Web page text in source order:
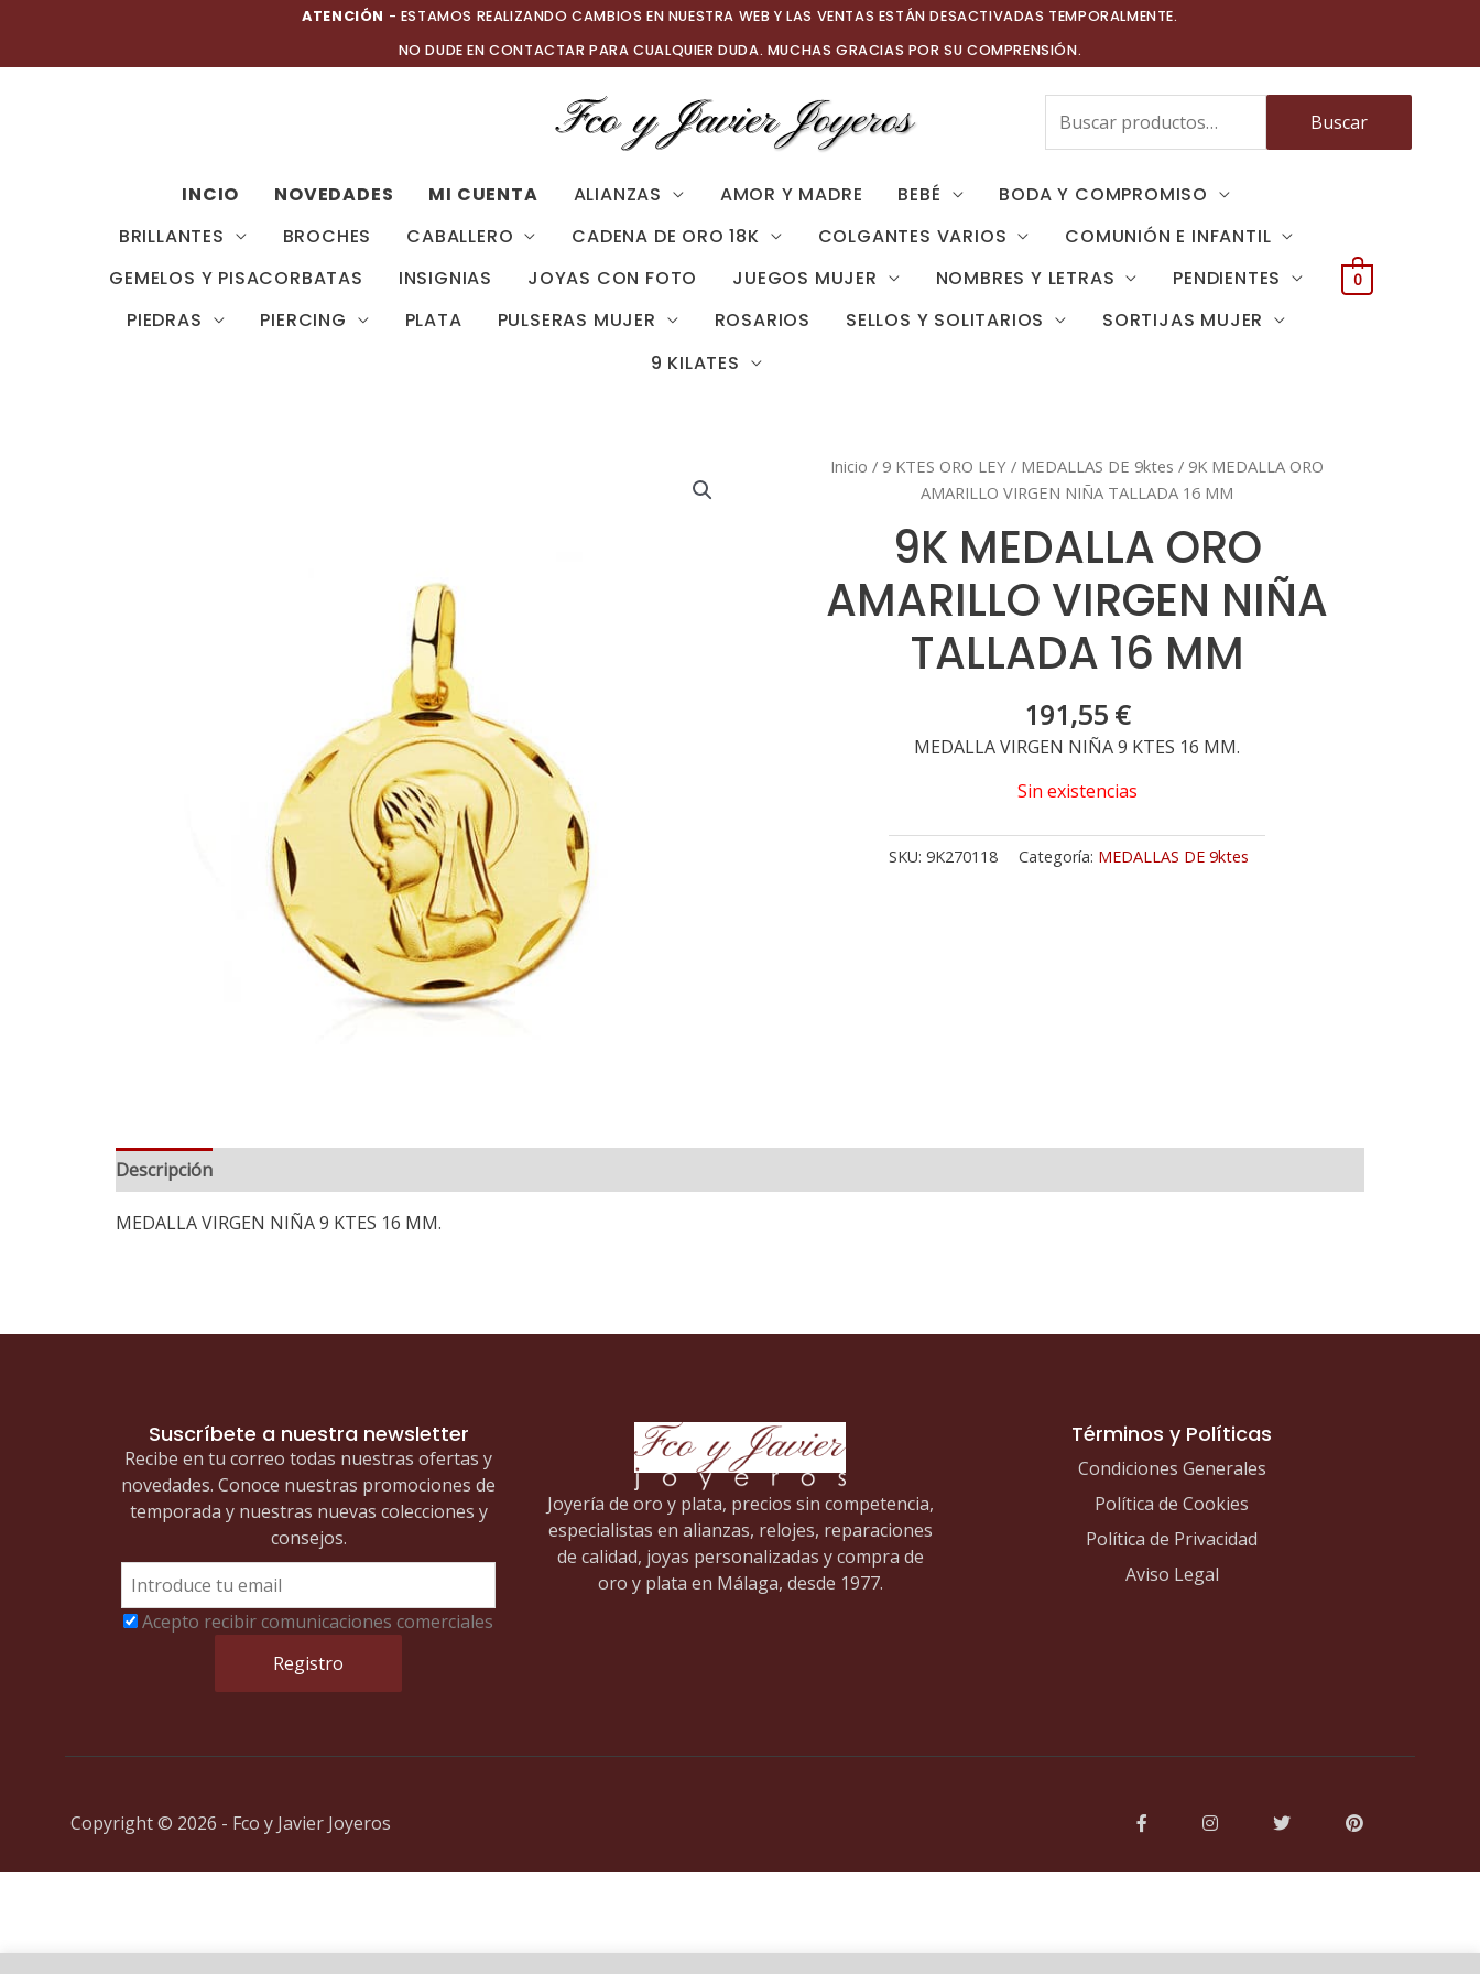
contenido
ATENCIÓN - ESTAMOS REALIZANDO CAMBIOS EN NUESTRA WEB Y LAS VENTAS ESTÁN DESACTIVADAS TEMPORALMENTE.
NO DUDE EN CONTACTAR PARA CUALQUIER DUDA. MUCHAS GRACIAS POR SU COMPRENSIÓN.
Buscar
por:
Buscar
INCIO NOVEDADES MI CUENTA ALIANZAS AMOR Y MADRE BEBÉ
BODA Y COMPROMISO
BRILLANTES
BROCHES CABALLERO CADENA DE ORO 18K COLGANTES VARIOS
COMUNIÓN E INFANTIL
GEMELOS Y PISACORBATAS
INSIGNIAS JOYAS CON FOTO JUEGOS MUJER NOMBRES Y LETRAS
PENDIENTES
PIEDRAS
PIERCING PLATA PULSERAS MUJER ROSARIOS SELLOS Y SOLITARIOS
SORTIJAS MUJER
9 KILATES
0
Inicio / 9 KTES ORO LEY / MEDALLAS DE 9ktes / 9K MEDALLA ORO
AMARILLO VIRGEN NIÑA TALLADA 16 MM
9K MEDALLA ORO
AMARILLO VIRGEN NIÑA
TALLADA 16 MM
191,55 €
MEDALLA VIRGEN NIÑA 9 KTES 16 MM.
Sin existencias
SKU:9K270118 Categoría: MEDALLAS DE 9ktes
Descripción
MEDALLA VIRGEN NIÑA 9 KTES 16 MM.
Suscríbete a nuestra newsletter
Recibe en tu correo todas nuestras ofertas y
novedades. Conoce nuestras promociones de
temporada y nuestras nuevas colecciones y
consejos.
Acepto recibir comunicaciones comerciales
Joyería de oro y plata, precios sin competencia,
especialistas en alianzas, relojes, reparaciones
de calidad, joyas personalizadas y compra de
oro y plata en Málaga, desde 1977.
Términos y Políticas
Condiciones Generales
Política de Cookies
Política de Privacidad
Aviso Legal
Copyright © 2026 - Fco y Javier Joyeros